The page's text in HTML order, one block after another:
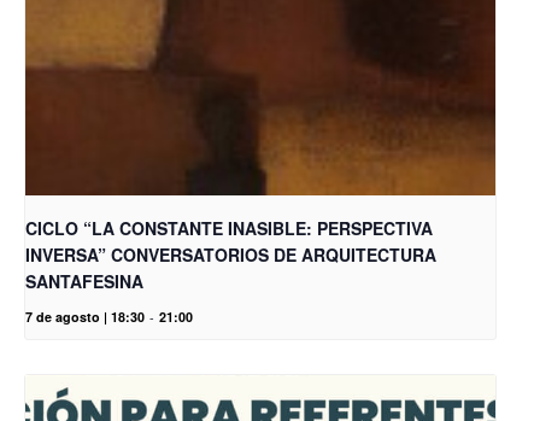
CICLO “LA CONSTANTE INASIBLE: PERSPECTIVA
INVERSA” CONVERSATORIOS DE ARQUITECTURA
SANTAFESINA
7 de agosto | 18:30 - 21:00